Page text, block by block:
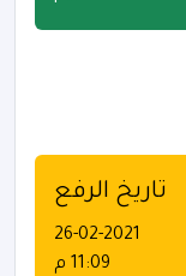
تاريخ الرفع
26-02-2021
11:09 م